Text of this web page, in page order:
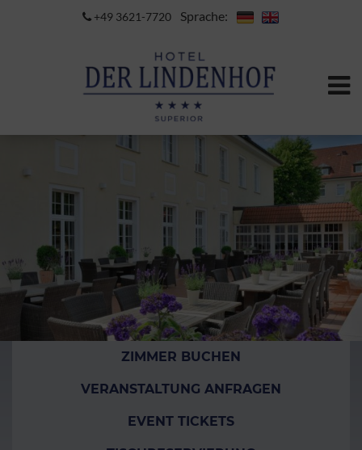
+49 3621-7720 Sprache:
ZIMMER BUCHEN
VERANSTALTUNG ANFRAGEN
EVENT TICKETS